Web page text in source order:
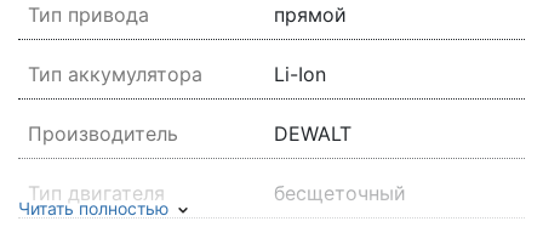
Тип привода прямой
Тип аккумулятора Li-Ion
Производитель DEWALT
Тип двигателя бесщеточный
Читать полностью